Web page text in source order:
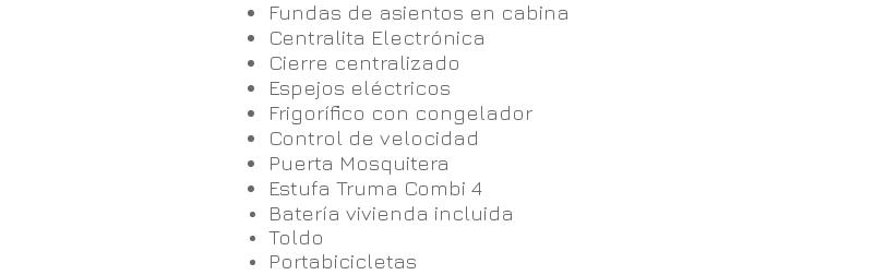
Fundas de asientos en cabina
Centralita Electrónica
Cierre centralizado
Espejos eléctricos
Frigorífico con congelador
Control de velocidad
Puerta Mosquitera
Estufa Truma Combi 4
Batería vivienda incluida
Toldo
Portabicicletas